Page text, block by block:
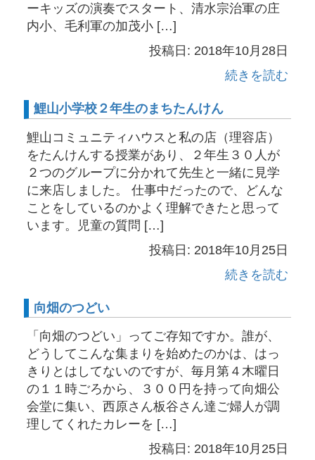
ーキッズの演奏でスタート、清水宗治軍の庄
内小、毛利軍の加茂小 […]
投稿日: 2018年10月28日
続きを読む
鯉山小学校２年生のまちたんけん
鯉山コミュニティハウスと私の店（理容店）
をたんけんする授業があり、２年生３０人が
２つのグループに分かれて先生と一緒に見学
に来店しました。 仕事中だったので、どんな
ことをしているのかよく理解できたと思って
います。児童の質問 […]
投稿日: 2018年10月25日
続きを読む
向畑のつどい
「向畑のつどい」ってご存知ですか。誰が、
どうしてこんな集まりを始めたのかは、はっ
きりとはしてないのですが、毎月第４木曜日
の１１時ごろから、３００円を持って向畑公
会堂に集い、西原さん板谷さん達ご婦人が調
理してくれたカレーを […]
投稿日: 2018年10月25日